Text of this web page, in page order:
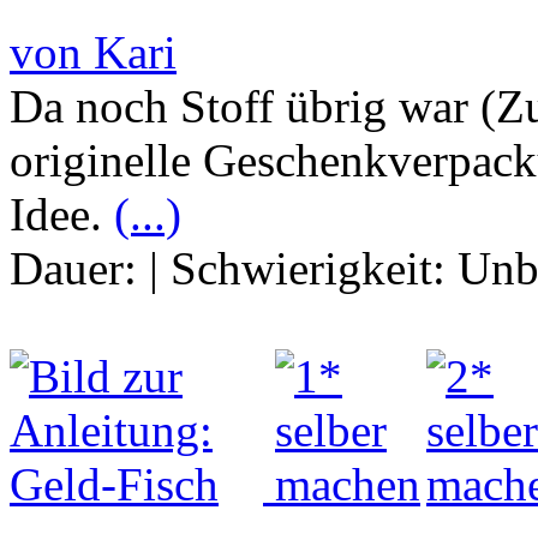
von Kari
Da noch Stoff übrig war
originelle
Idee. (...)
Dauer: | Schwierigkeit: